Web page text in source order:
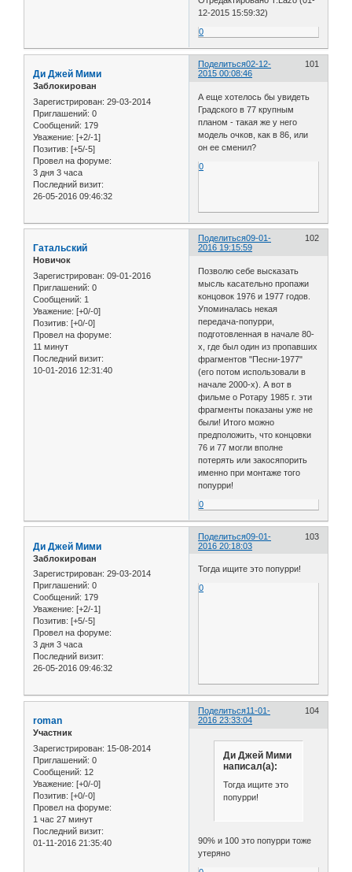
12-2015 15:59:32)
0
Поделиться 101
02-12-
2015 00:08:46
Ди Джей Мими
Заблокирован
Зарегистрирован: 29-03-2014
Приглашений: 0
Сообщений: 179
Уважение: [+2/-1]
Позитив: [+5/-5]
Провел на форуме:
3 дня 3 часа
Последний визит:
26-05-2016 09:46:32
А еще хотелось бы увидеть
Градского в 77 крупным
планом - такая же у него
модель очков, как в 86, или
он ее сменил?
0
Поделиться 102
09-01-
2016 19:15:59
Гатальский
Новичок
Зарегистрирован: 09-01-2016
Приглашений: 0
Сообщений: 1
Уважение: [+0/-0]
Позитив: [+0/-0]
Провел на форуме:
11 минут
Последний визит:
10-01-2016 12:31:40
Позволю себе высказать
мысль касательно пропажи
концовок 1976 и 1977 годов.
Упоминалась некая
передача-попурри,
подготовленная в начале 80-
х, где был один из пропавших
фрагментов "Песни-1977"
(его потом использовали в
начале 2000-х). А вот в
фильме о Ротару 1985 г. эти
фрагменты показаны уже не
были! Итого можно
предположить, что концовки
76 и 77 могли вполне
потерять или закосяпорить
именно при монтаже того
попурри!
0
Поделиться 103
09-01-
2016 20:18:03
Ди Джей Мими
Заблокирован
Зарегистрирован: 29-03-2014
Приглашений: 0
Сообщений: 179
Уважение: [+2/-1]
Позитив: [+5/-5]
Провел на форуме:
3 дня 3 часа
Последний визит:
26-05-2016 09:46:32
Тогда ищите это попурри!
0
Поделиться 104
11-01-
2016 23:33:04
roman
Участник
Зарегистрирован: 15-08-2014
Приглашений: 0
Сообщений: 12
Уважение: [+0/-0]
Позитив: [+0/-0]
Провел на форуме:
1 час 27 минут
Последний визит:
01-11-2016 21:35:40
Ди Джей Мими
написал(а):
Тогда ищите это
попурри!
90% и 100 это попурри тоже
утеряно